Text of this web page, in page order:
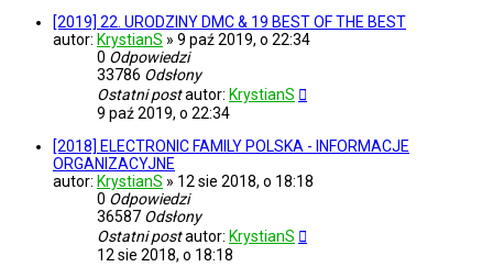
[2019] 22. URODZINY DMC & 19 BEST OF THE BEST
autor: KrystianS » 9 paź 2019, o 22:34
0 Odpowiedzi
33786 Odsłony
Ostatni postautor: KrystianS
9 paź 2019, o 22:34
[2018] ELECTRONIC FAMILY POLSKA - INFORMACJE
ORGANIZACYJNE
autor: KrystianS » 12 sie 2018, o 18:18
0 Odpowiedzi
36587 Odsłony
Ostatni postautor: KrystianS
12 sie 2018, o 18:18